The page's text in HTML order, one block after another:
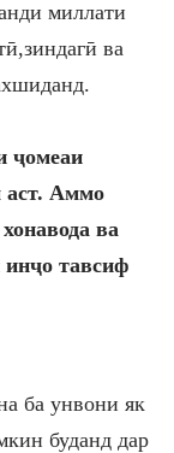
миллати
ва
ҷомеаи
аст. Аммо
ва
тавсиф
ба унвони як
буданд дар